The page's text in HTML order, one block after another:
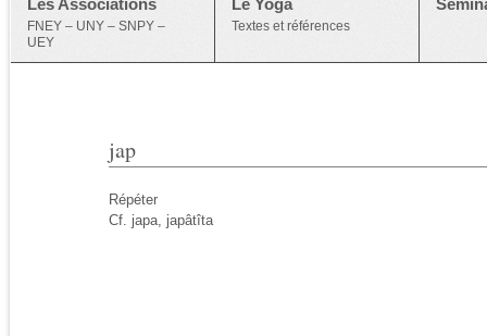
Les Associations
FNEY – UNY – SNPY –
UEY
Le Yoga
Textes et références
jap
Répéter
Cf. japa, japâtîta